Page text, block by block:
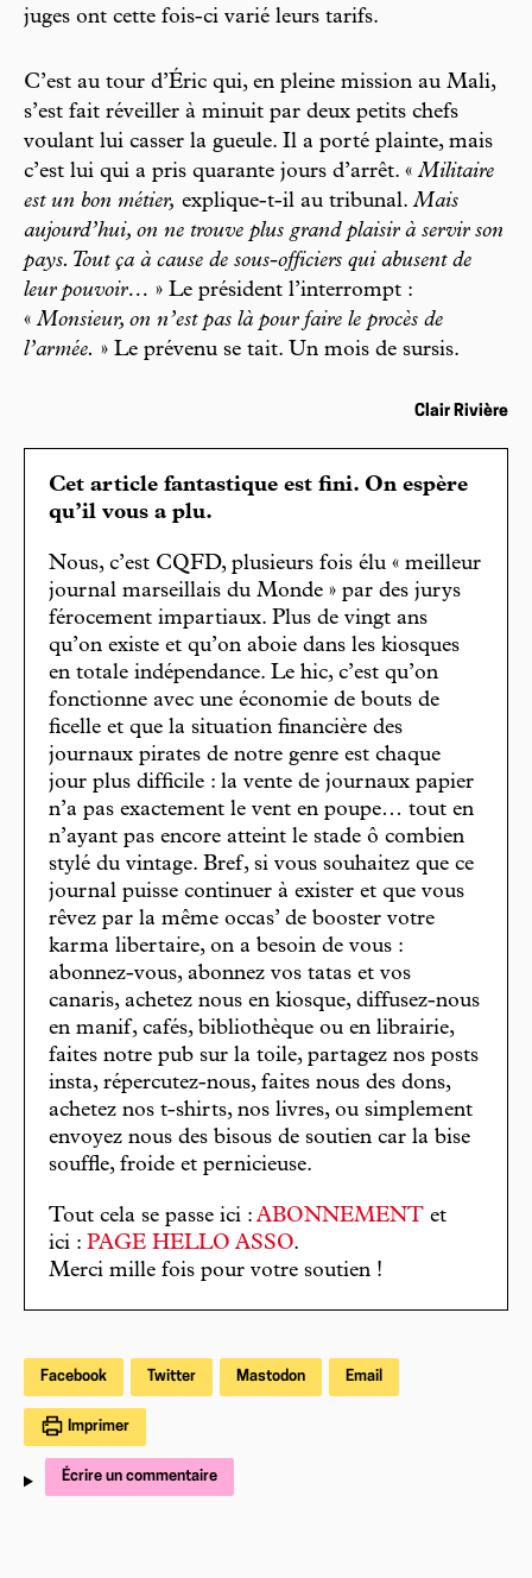
juges ont cette fois-ci varié leurs tarifs.
C’est au tour d’Éric qui, en pleine mission au Mali,
s’est fait réveiller à minuit par deux petits chefs
voulant lui casser la gueule. Il a porté plainte, mais
c’est lui qui a pris quarante jours d’arrêt. «Militaire
est un bon métier, explique-t-il au tribunal.Mais
aujourd’hui, on ne trouve plus grand plaisir à servir son
pays. Tout ça à cause de sous-officiers qui abusent de
leur pouvoir… » Le président l’interrompt :
«Monsieur, on n’est pas là pour faire le procès de
l’armée. » Le prévenu se tait. Un mois de sursis.
Clair Rivière
Cet article fantastique est fini. On espère
qu’il vous a plu.
Nous, c’est CQFD, plusieurs fois élu « meilleur
journal marseillais du Monde » par des jurys
férocement impartiaux. Plus de vingt ans
qu’on existe et qu’on aboie dans les kiosques
en totale indépendance. Le hic, c’est qu’on
fonctionne avec une économie de bouts de
ficelle et que la situation financière des
journaux pirates de notre genre est chaque
jour plus difficile : la vente de journaux papier
n’a pas exactement le vent en poupe… tout en
n’ayant pas encore atteint le stade ô combien
stylé du vintage. Bref, si vous souhaitez que ce
journal puisse continuer à exister et que vous
rêvez par la même occas’ de booster votre
karma libertaire, on a besoin de vous :
abonnez-vous, abonnez vos tatas et vos
canaris, achetez nous en kiosque, diffusez-nous
en manif, cafés, bibliothèque ou en librairie,
faites notre pub sur la toile, partagez nos posts
insta, répercutez-nous, faites nous des dons,
achetez nos t-shirts, nos livres, ou simplement
envoyez nous des bisous de soutien car la bise
souffle, froide et pernicieuse.
Tout cela se passe ici : ABONNEMENT et
ici : PAGE HELLO ASSO.
Merci mille fois pour votre soutien !
Facebook Twitter Mastodon Email
Imprimer
Écrire un commentaire